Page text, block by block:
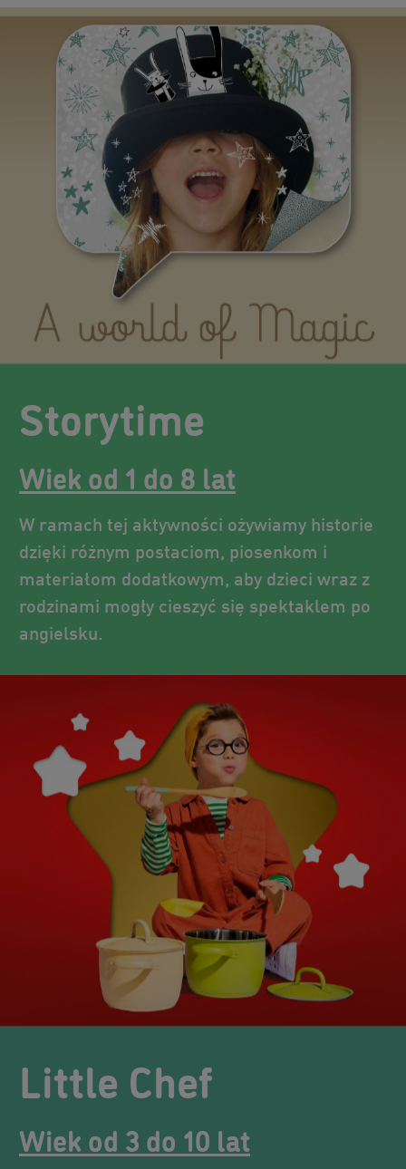
Storytime
Wiek od 1 do 8 lat
W ramach tej aktywności ożywiamy historie
dzięki różnym postaciom, piosenkom i
materiałom dodatkowym, aby dzieci wraz z
rodzinami mogły cieszyć się spektaklem po
angielsku.
Little Chef
Wiek od 3 do 10 lat